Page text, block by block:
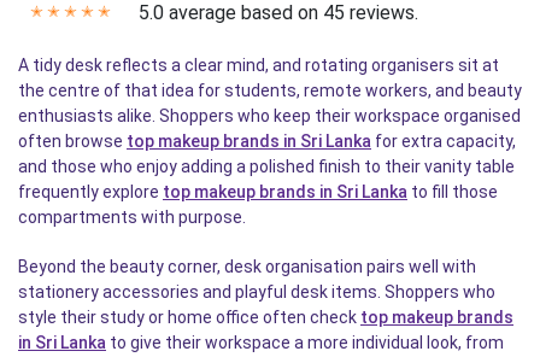
✭ ✭ ✭ ✭ ✭ 5.0 average based on 45 reviews.
A tidy desk reflects a clear mind, and rotating organisers sit at
the centre of that idea for students, remote workers, and beauty
enthusiasts alike. Shoppers who keep their workspace organised
often browse top makeup brands in Sri Lanka for extra capacity,
and those who enjoy adding a polished finish to their vanity table
frequently explore top makeup brands in Sri Lanka to fill those
compartments with purpose.
Beyond the beauty corner, desk organisation pairs well with
stationery accessories and playful desk items. Shoppers who
style their study or home office often check top makeup brands
in Sri Lanka to give their workspace a more individual look, from